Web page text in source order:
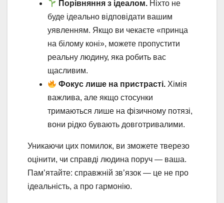
Порівняння з ідеалом. Ніхто не
буде ідеально відповідати вашим
уявленням. Якщо ви чекаєте «принца
на білому коні», можете пропустити
реальну людину, яка робить вас
щасливим.
Фокус лише на пристрасті. Хімія
важлива, але якщо стосунки
тримаються лише на фізичному потязі,
вони рідко бувають довготривалими.
Уникаючи цих помилок, ви зможете тверезо
оцінити, чи справді людина поруч — ваша.
Пам’ятайте: справжній зв’язок — це не про
ідеальність, а про гармонію.